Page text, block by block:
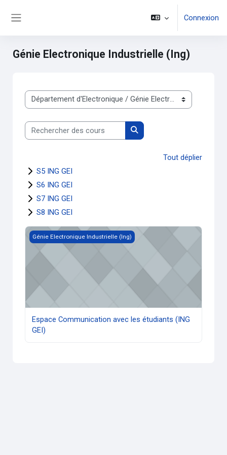
Connexion
Génie Electronique Industrielle (Ing)
Catégories de cours
Rechercher des cours
Rechercher des cours
Tout déplier
S5 ING GEI
S6 ING GEI
S7 ING GEI
S8 ING GEI
Espace Communication avec les étudiants (ING GEI)
Génie Electronique Industrielle (Ing)
Espace Communication avec les étudiants (ING
GEI)